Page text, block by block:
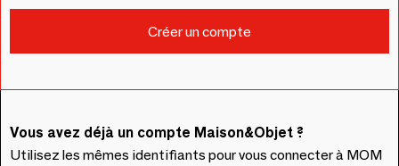
Vous avez déjà un compte Maison&Objet ?
Utilisez les mêmes identifiants pour vous connecter à MOM